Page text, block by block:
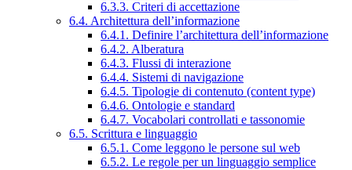
6.3.3. Criteri di accettazione
6.4. Architettura dell’informazione
6.4.1. Definire l’architettura dell’informazione
6.4.2. Alberatura
6.4.3. Flussi di interazione
6.4.4. Sistemi di navigazione
6.4.5. Tipologie di contenuto (content type)
6.4.6. Ontologie e standard
6.4.7. Vocabolari controllati e tassonomie
6.5. Scrittura e linguaggio
6.5.1. Come leggono le persone sul web
6.5.2. Le regole per un linguaggio semplice